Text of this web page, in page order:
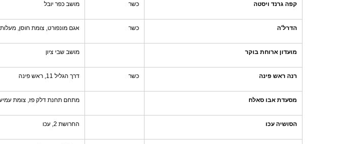
קפה גרנד ויסטה כשר מושב כפר יובל
הדרל'ה כשר אגם מונפורט, צומת חוסן, מעלות
מועדון ארוחת בוקר מושב שבי ציון
רנה ראש פינה כשר דרך הגליל 11, ראש פינה
מסעדת אבו סאלח מתחם תחנת דלק פז, צומת
הסושיה עכו החרושת 2, עכו